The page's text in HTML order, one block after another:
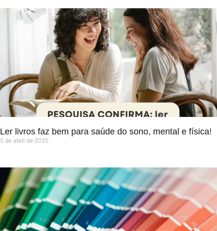
Ler livros faz bem para saúde do sono, mental e física!
5 de abril de 2025